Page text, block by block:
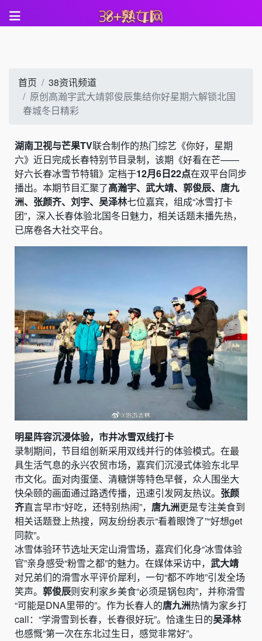
首页
38资讯频道
原创高瀚宇武大靖郭俊辰集结你好星期六解锁北国
春城冬日精彩
湖南卫视与芒果TV联合制作的热门综艺《你好，星期
六》近日完成长春特别节目录制，该期《好看在芒——
好六长春冰雪节特辑》定档于12月6日22点在双平台同步
播出。本期节目汇聚了高瀚宇、武大靖、郭俊辰、唐九
洲、张颜齐、刘宇、吴泽林七位嘉宾，组成“冰雪打卡
团”，深入长春体验北国冬日魅力，相关话题未播先热，
已席卷各大社交平台。
明星阵容沉浸体验，市井冰雪双线打卡
录制期间，节目组创新采用双线并行的体验模式。在最
具生活气息的永兴农贸市场，嘉宾们沉浸式体验东北早
市文化。面对肉蛋堡、清糖饼等特色早餐，众人围坐大
快朵颐的画面通过路透传播，迅速引发网友热议。 张颜
齐直言早市“好吃，还特别热闹”， 唐九洲更是专注美食到
相关话题登上热搜，网友纷纷表示“看着眼馋了”“好想get
同款”。
冰雪体验环节选址天定山滑雪场，嘉宾们化身“冰雪体验
官”亲身感受“粉雪之都”的魅力。在媒体采访中， 武大靖
对兄弟们的滑雪水平评价犀利，一句“都不咋地”引发全场
笑声。 郭俊辰则安利家乡美食“必须是锅包肉”，并称滑雪
“可能是DNA里带的”。作为长春人的唐九洲热情为家乡打
call：“学滑雪到长春，长春很好玩”。恰逢生日的吴泽林
也感慨“第一次在东北过生日，感觉非常好”。